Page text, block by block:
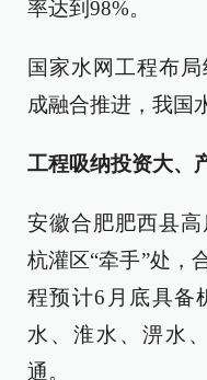
率达到98%。
国家水网工程布
成融合推进，我国
工程吸纳投资大、
安徽合肥肥西县
杭灌区“牵手”处，
程预计6月底具备
水、淮水、淠水
通。